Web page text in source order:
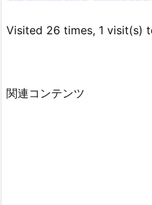
Visited 26 times, 1 visit(s)
関連コンテンツ